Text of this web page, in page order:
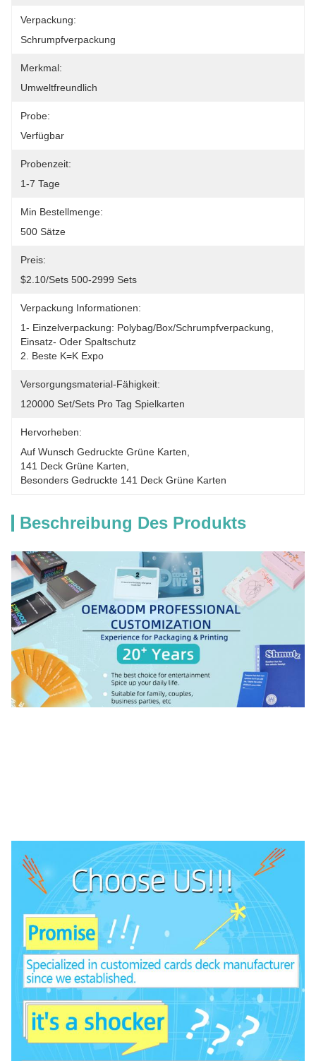
Verpackung:
Schrumpfverpackung
Merkmal:
Umweltfreundlich
Probe:
Verfügbar
Probenzeit:
1-7 Tage
Min Bestellmenge:
500 Sätze
Preis:
$2.10/sets 500-2999 Sets
Verpackung Informationen:
1- Einzelverpackung: Polybag/Box/Schrumpfverpackung,
Einsatz- Oder Spaltschutz
2. Beste K=K Expo
Versorgungsmaterial-Fähigkeit:
120000 Set/Sets Pro Tag Spielkarten
Hervorheben:
Auf Wunsch Gedruckte Grüne Karten
141 Deck Grüne Karten
Besonders Gedruckte 141 Deck Grüne Karten
Beschreibung Des Produkts